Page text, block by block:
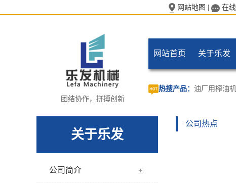
网站地图 在
团结协作，拼搏创新
网站首页 关于乐发
热搜产品： 油厂用榨油机
关于乐发
公司简介
公司热点